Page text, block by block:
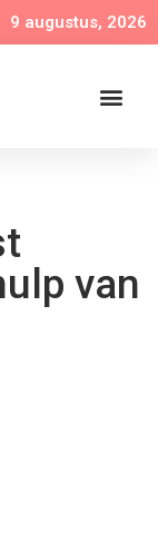
9 augustus, 2026
van